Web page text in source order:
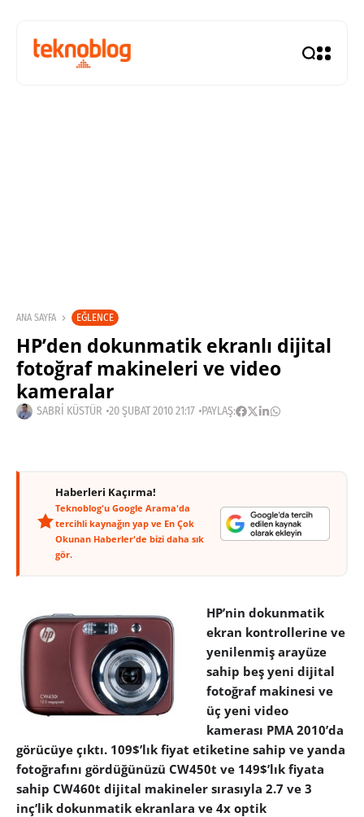
ANA SAYFA EĞLENCE
HP’den dokunmatik ekranlı dijital
fotoğraf makineleri ve video
kameralar
SABRI KÜSTÜR 20 ŞUBAT 2010 21:17 PAYLAŞ:
Haberleri Kaçırma!
Teknoblog'u Google Arama'da
tercihli kaynağın yap ve En Çok
Okunan Haberler'de bizi daha sık
gör.
HP’nin dokunmatik
ekran kontrollerine ve
yenilenmiş arayüze
sahip beş yeni dijital
fotoğraf makinesi ve
üç yeni video
kamerası PMA 2010’da
görücüye çıktı. 109$’lık fiyat etiketine sahip ve yanda
fotoğrafını gördüğünüzü CW450t ve 149$’lık fiyata
sahip CW460t dijital makineler sırasıyla 2.7 ve 3
inç’lik dokunmatik ekranlara ve 4x optik